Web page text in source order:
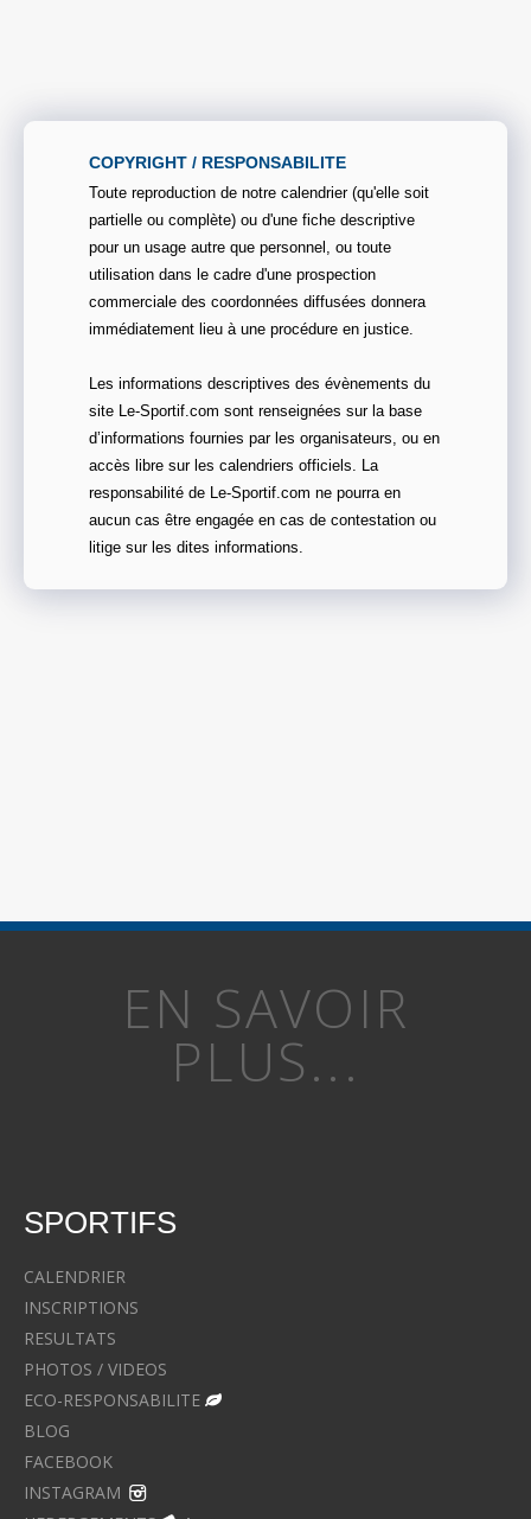
COPYRIGHT / RESPONSABILITE
Toute reproduction de notre calendrier (qu'elle soit
partielle ou complète) ou d'une fiche descriptive
pour un usage autre que personnel, ou toute
utilisation dans le cadre d'une prospection
commerciale des coordonnées diffusées donnera
immédiatement lieu à une procédure en justice.
Les informations descriptives des évènements du
site Le-Sportif.com sont renseignées sur la base
d’informations fournies par les organisateurs, ou en
accès libre sur les calendriers officiels. La
responsabilité de Le-Sportif.com ne pourra en
aucun cas être engagée en cas de contestation ou
litige sur les dites informations.
EN SAVOIR
PLUS...
SPORTIFS
CALENDRIER
INSCRIPTIONS
RESULTATS
PHOTOS / VIDEOS
ECO-RESPONSABILITE
BLOG
FACEBOOK
INSTAGRAM